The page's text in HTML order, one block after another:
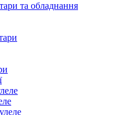
та обладнання